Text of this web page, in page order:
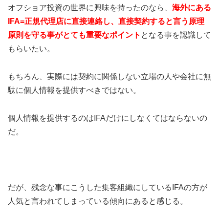
オフショア投資の世界に興味を持ったのなら、 海外にある
IFA=正規代理店に直接連絡し、直接契約すると言う原理
原則を守る事がとても重要なポイント となる事を認識して
もらいたい。
もちろん、実際には契約に関係しない立場の人や会社に無
駄に個人情報を提供すべきではない。
個人情報を提供するのはIFAだけにしなくてはならないの
だ。
だが、残念な事にこうした集客組織にしているIFAの方が
人気と言われてしまっている傾向にあると感じる。